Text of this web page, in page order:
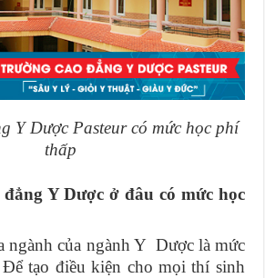
Y Dược Pasteur có mức học phí
thấp
Y Dược ở đâu có mức học
ngành của ngành Y Dược là mức
tạo điều kiện cho mọi thí sinh